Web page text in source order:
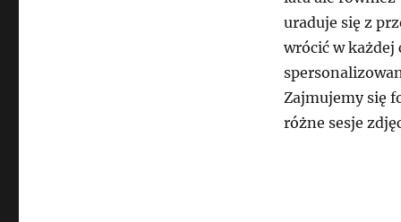
uraduje się z
wrócić w
Zajmujemy się
różne sesje